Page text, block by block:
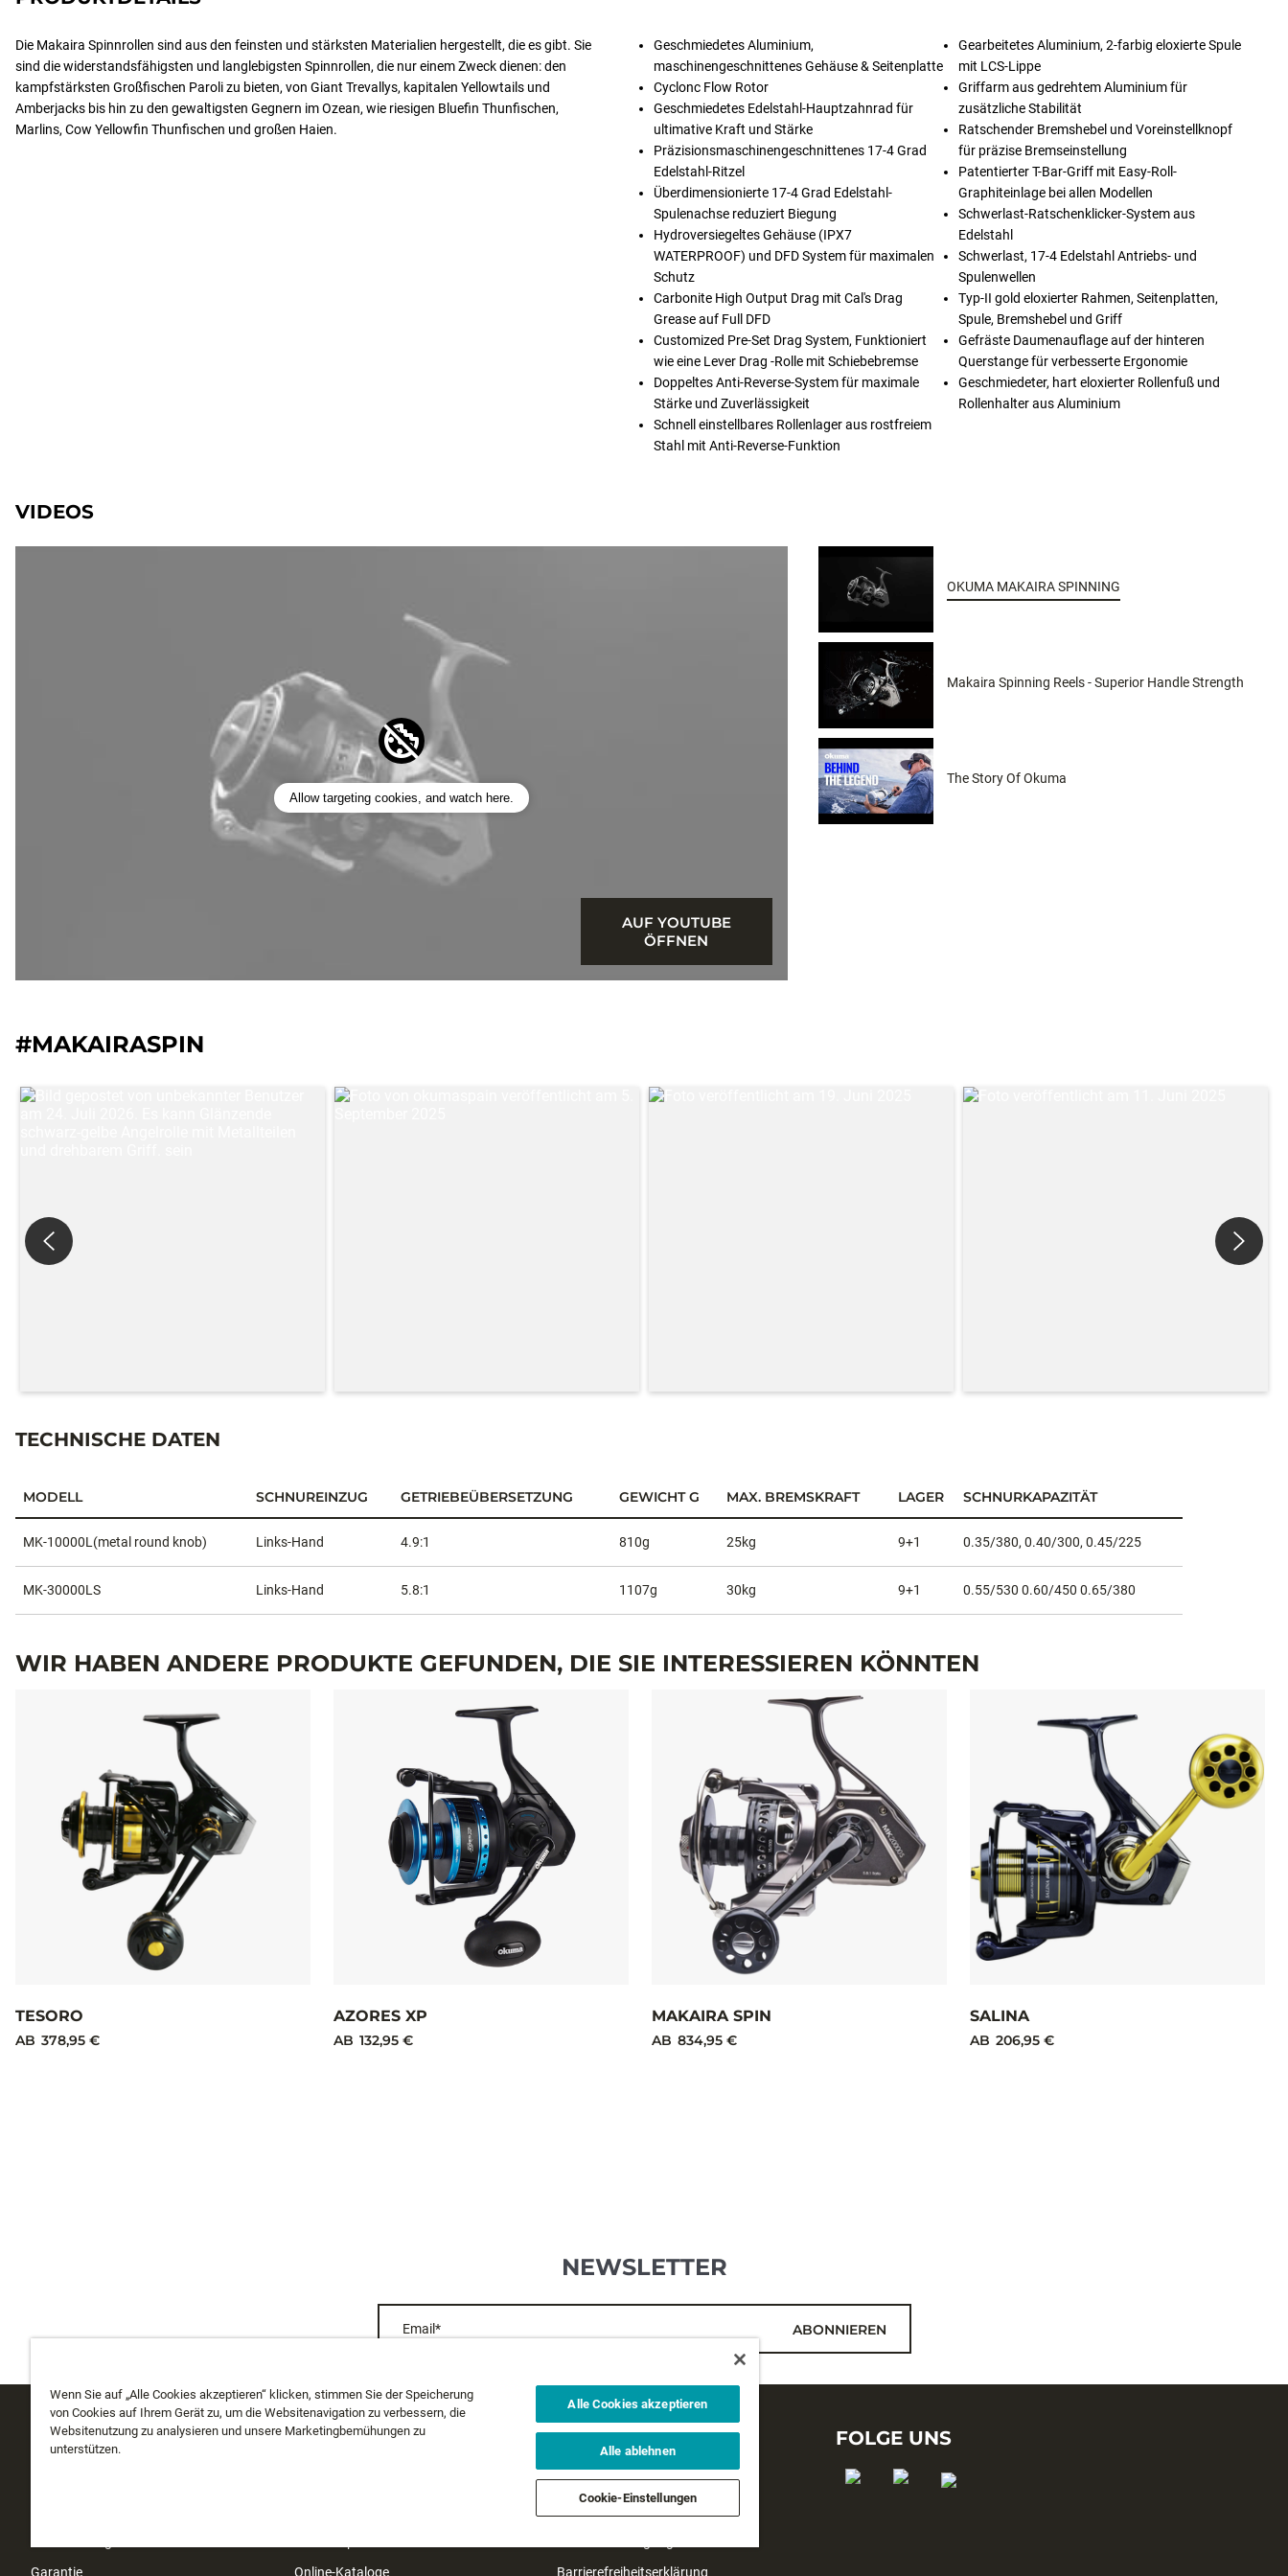
Die Makaira Spinnrollen sind aus den feinsten und stärksten Materialien hergestellt, die es gibt. Sie
sind die widerstandsfähigsten und langlebigsten Spinnrollen, die nur einem Zweck dienen: den
kampfstärksten Großfischen Paroli zu bieten, von Giant Trevallys, kapitalen Yellowtails und
Amberjacks bis hin zu den gewaltigsten Gegnern im Ozean, wie riesigen Bluefin Thunfischen,
Marlins, Cow Yellowfin Thunfischen und großen Haien.
Geschmiedetes Aluminium,
maschinengeschnittenes Gehäuse & Seitenplatte
Cyclonc Flow Rotor
Geschmiedetes Edelstahl-Hauptzahnrad für
ultimative Kraft und Stärke
Präzisionsmaschinengeschnittenes 17-4 Grad
Edelstahl-Ritzel
Überdimensionierte 17-4 Grad Edelstahl-
Spulenachse reduziert Biegung
Hydroversiegeltes Gehäuse (IPX7
WATERPROOF) und DFD System für maximalen
Schutz
Carbonite High Output Drag mit Cal's Drag
Grease auf Full DFD
Customized Pre-Set Drag System, Funktioniert
wie eine Lever Drag -Rolle mit Schiebebremse
Doppeltes Anti-Reverse-System für maximale
Stärke und Zuverlässigkeit
Schnell einstellbares Rollenlager aus rostfreiem
Stahl mit Anti-Reverse-Funktion
Gearbeitetes Aluminium, 2-farbig eloxierte Spule
mit LCS-Lippe
Griffarm aus gedrehtem Aluminium für
zusätzliche Stabilität
Ratschender Bremshebel und Voreinstellknopf
für präzise Bremseinstellung
Patentierter T-Bar-Griff mit Easy-Roll-
Graphiteinlage bei allen Modellen
Schwerlast-Ratschenklicker-System aus
Edelstahl
Schwerlast, 17-4 Edelstahl Antriebs- und
Spulenwellen
Typ-II gold eloxierter Rahmen, Seitenplatten,
Spule, Bremshebel und Griff
Gefräste Daumenauflage auf der hinteren
Querstange für verbesserte Ergonomie
Geschmiedeter, hart eloxierter Rollenfuß und
Rollenhalter aus Aluminium
VIDEOS
Allow targeting cookies, and watch here.
AUF YOUTUBE
ÖFFNEN
OKUMA MAKAIRA SPINNING
Makaira Spinning Reels - Superior Handle Strength
The Story Of Okuma
#MAKAIRASPIN
TECHNISCHE DATEN
MODELL SCHNUREINZUG GETRIEBEÜBERSETZUNG GEWICHT G MAX. BREMSKRAFT LAGER SCHNURKAPAZITÄT
MK-10000L(metal round knob) Links-Hand 4.9:1 810g 25kg 9+1 0.35/380, 0.40/300, 0.45/225
MK-30000LS Links-Hand 5.8:1 1107g 30kg 9+1 0.55/530 0.60/450 0.65/380
WIR HABEN ANDERE PRODUKTE GEFUNDEN, DIE SIE INTERESSIEREN KÖNNTEN
TESORO
AB 378,95 €
AZORES XP
AB 132,95 €
MAKAIRA SPIN
AB 834,95 €
SALINA
AB 206,95 €
NEWSLETTER
Email* ABONNIEREN
KUNDENDIENST
Garantie
ÜBER UNS
Online-Kataloge
RECHTLICHES
Datenschutzbestimmungen
Barrierefreiheitserklärung
FOLGE UNS
Wenn Sie auf „Alle Cookies akzeptieren“ klicken, stimmen Sie der Speicherung
von Cookies auf Ihrem Gerät zu, um die Websitenavigation zu verbessern, die
Websitenutzung zu analysieren und unsere Marketingbemühungen zu
unterstützen.
Alle Cookies akzeptieren
Alle ablehnen
Cookie-Einstellungen